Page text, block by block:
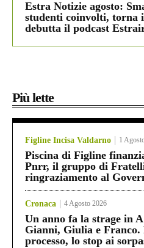
Estra Notizie agosto:
studenti coinvolti, torna
debutta il podcast
Più lette
Figline Incisa Valdarno 1
Piscina di Figline
Pnrr, il gruppo di
ringraziamento al
Cronaca 4 Agosto 2026
Un anno fa la strage in
Gianni, Giulia e
processo, lo stop ai